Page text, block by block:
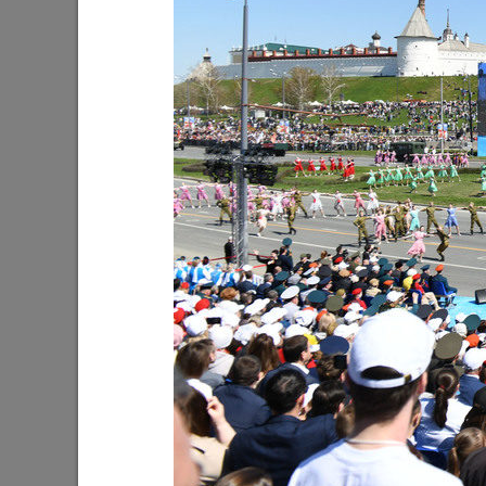
Ильсур Метшин: «Входная группа в
Ленинский сад станет удобнее и
комфортнее»
Ильсур
03/08/
Мэр Казани поблагодарил «Парковых
На
Олег
Дима